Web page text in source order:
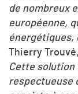
de nombreux
européenne,
énergétiques,
Thierry
Cette solution
respectueuse